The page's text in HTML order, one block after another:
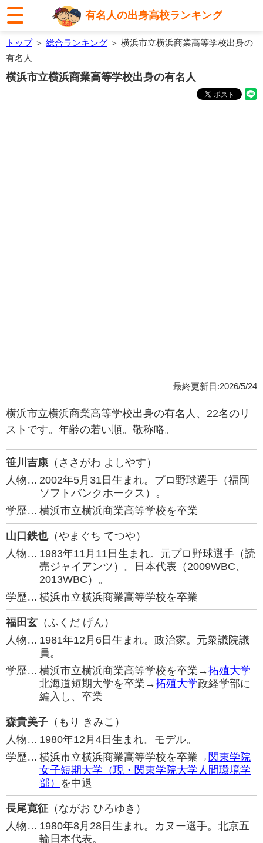
有名人の出身高校ランキング
トップ＞ 総合ランキング ＞ 横浜市立横浜商業高等学校出身の
有名人
横浜市立横浜商業高等学校出身の有名人
最終更新日:2026/5/24
横浜市立横浜商業高等学校出身の有名人、22名のリ
ストです。年齢の若い順。敬称略。
笹川吉康（ささがわ よしやす）
人物… 2002年5月31日生まれ。プロ野球選手（福岡
ソフトバンクホークス）。
学歴… 横浜市立横浜商業高等学校を卒業
山口鉄也（やまぐち てつや）
人物… 1983年11月11日生まれ。元プロ野球選手（読
売ジャイアンツ）。日本代表（2009WBC、
2013WBC）。
学歴… 横浜市立横浜商業高等学校を卒業
福田玄 （ふくだ げん）
人物… 1981年12月6日生まれ。政治家。元衆議院議
員。
学歴… 横浜市立横浜商業高等学校を卒業→拓殖大学
北海道短期大学を卒業→拓殖大学政経学部に
編入し、卒業
森貴美子 （もり きみこ）
人物… 1980年12月4日生まれ。モデル。
学歴… 横浜市立横浜商業高等学校を卒業→ 関東学院
女子短期大学（現・関東学院大学人間環境学
部） を中退
長尾寛征 （ながお ひろゆき）
人物… 1980年8月28日生まれ。カヌー選手。北京五
輪日本代表。